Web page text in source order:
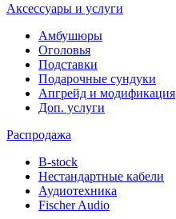
Аксессуары и услуги
Амбушюры
Оголовья
Подставки
Подарочные сундуки
Апгрейд и модификация
Доп. услуги
Распродажа
B-stock
Нестандартные кабели
Аудиотехника
Fischer Audio